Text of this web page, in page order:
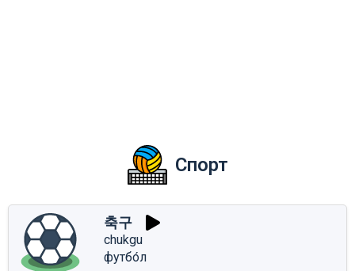
Спорт
축구
chukgu
футбо́л